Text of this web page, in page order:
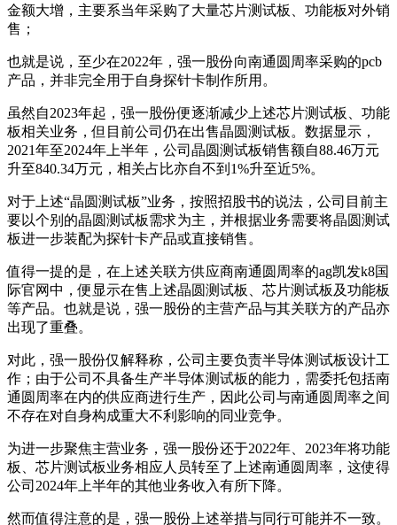
金额大增，主要系当年采购了大量芯片测试板、功能板对外销
售；
也就是说，至少在2022年，强一股份向南通圆周率采购的pcb
产品，并非完全用于自身探针卡制作所用。
虽然自2023年起，强一股份便逐渐减少上述芯片测试板、功能
板相关业务，但目前公司仍在出售晶圆测试板。数据显示，
2021年至2024年上半年，公司晶圆测试板销售额自88.46万元
升至840.34万元，相关占比亦自不到1%升至近5%。
对于上述“晶圆测试板”业务，按照招股书的说法，公司目前主
要以个别的晶圆测试板需求为主，并根据业务需要将晶圆测试
板进一步装配为探针卡产品或直接销售。
值得一提的是，在上述关联方供应商南通圆周率的ag凯发k8国
际官网中，便显示在售上述晶圆测试板、芯片测试板及功能板
等产品。也就是说，强一股份的主营产品与其关联方的产品亦
出现了重叠。
对此，强一股份仅解释称，公司主要负责半导体测试板设计工
作；由于公司不具备生产半导体测试板的能力，需委托包括南
通圆周率在内的供应商进行生产，因此公司与南通圆周率之间
不存在对自身构成重大不利影响的同业竞争。
为进一步聚焦主营业务，强一股份还于2022年、2023年将功能
板、芯片测试板业务相应人员转至了上述南通圆周率，这使得
公司2024年上半年的其他业务收入有所下降。
然而值得注意的是，强一股份上述举措与同行可能并不一致。